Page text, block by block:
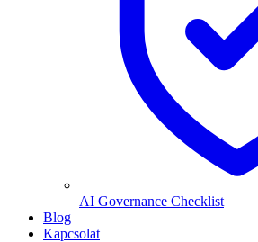
AI Governance Checklist
Blog
Kapcsolat